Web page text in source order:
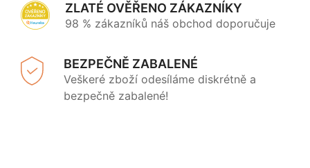
ZLATÉ OVĚŘENO ZÁKAZNÍKY
98 % zákazníků náš obchod doporučuje
BEZPEČNĚ ZABALENÉ
Veškeré zboží odesíláme diskrétně a
bezpečně zabalené!